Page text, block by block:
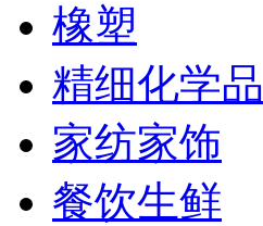
橡塑
精细化学品
家纺家饰
餐饮生鲜